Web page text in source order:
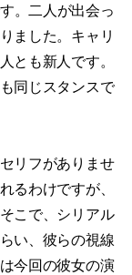
。二人が出会っ
ました。キャリ
とも新人です。
同じスタンスで
リフがありませ
るわけですが、
こで、シリアル
い、彼らの視線
今回の彼女の演